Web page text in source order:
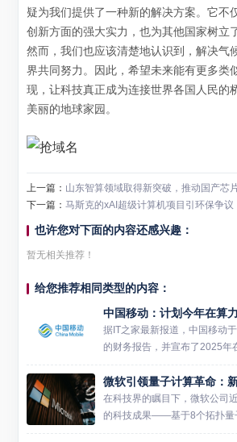
疑为我们提供了一种新的解决方案。它不
创新方面的强大实力，也为其他国家树立
然而，我们也应该清楚地认识到，解决气
界共同努力。因此，希望未来能有更多类
现，让科技真正成为连接世界各国人民的
美丽的地球家园。
上一篇： 山东智算领域取得新突破，推动国产芯
下一篇：马斯克的xAI超级计算机项目引环保争议：15
也许您对下面的内容还感兴趣：
暂无相关推荐！
给您推荐相同类型的内容：
据IT之家最新报道，中国移动
的财务报告，并宣布了2025年
计划。根据财报显示，中国移
4万亿元人民币，同比增长
在科技界的瞩目下，微软公司
的科技成果——基于8个拓扑量
芯片Majorana 1。这一突破性